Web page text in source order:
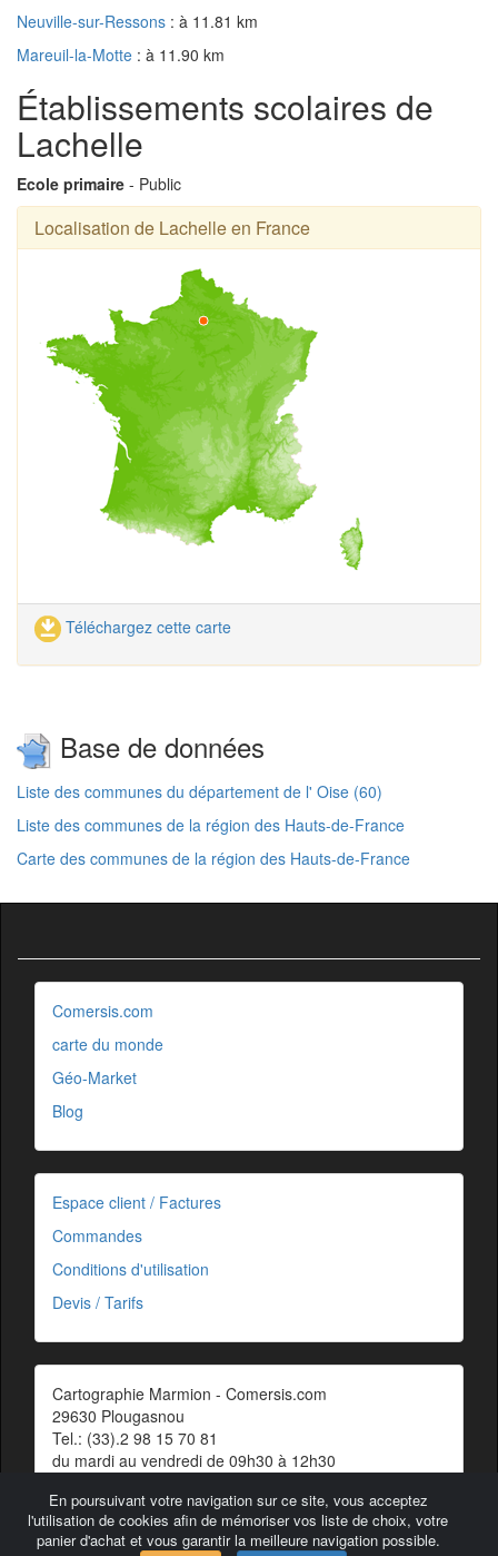
Neuville-sur-Ressons : à 11.81 km
Mareuil-la-Motte : à 11.90 km
Établissements scolaires de
Lachelle
Ecole primaire - Public
Localisation de Lachelle en France
Téléchargez cette carte
Base de données
Liste des communes du département de l' Oise (60)
Liste des communes de la région des Hauts-de-France
Carte des communes de la région des Hauts-de-France
En poursuivant votre navigation sur ce site, vous acceptez
l'utilisation de cookies afin de mémoriser vos liste de choix, votre
panier d'achat et vous garantir la meilleure navigation possible.
Comersis.com
carte du monde
Géo-Market
Blog
Espace client / Factures
Commandes
Conditions d'utilisation
Devis / Tarifs
Cartographie Marmion - Comersis.com
29630 Plougasnou
Tel.: (33).2 98 15 70 81
du mardi au vendredi de 09h30 à 12h30
Contact